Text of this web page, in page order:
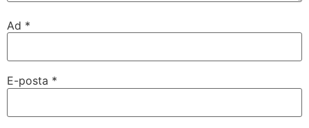
Ad *
E-posta *